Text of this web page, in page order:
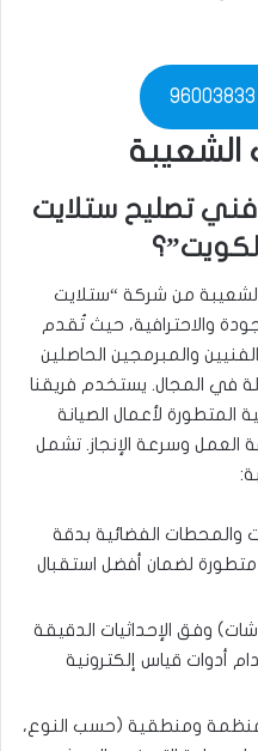
تصليح ستلايت
من شركة “ستلايت
والاحترافية، حيث تُقدم
والمبرمجين الحاصلين
في المجال. يستخدم فريقنا
المتطورة لأعمال الصيانة
وسرعة الإنجاز. تشمل
والمحطات الفضائية بدقة
لضمان أفضل استقبال
وفق الإحداثيات الدقيقة
أدوات قياس إلكترونية
ومنطقية (حسب النوع،